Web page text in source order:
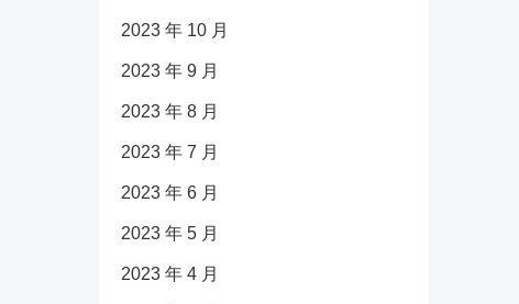
2023 年 10 月
2023 年 9 月
2023 年 8 月
2023 年 7 月
2023 年 6 月
2023 年 5 月
2023 年 4 月